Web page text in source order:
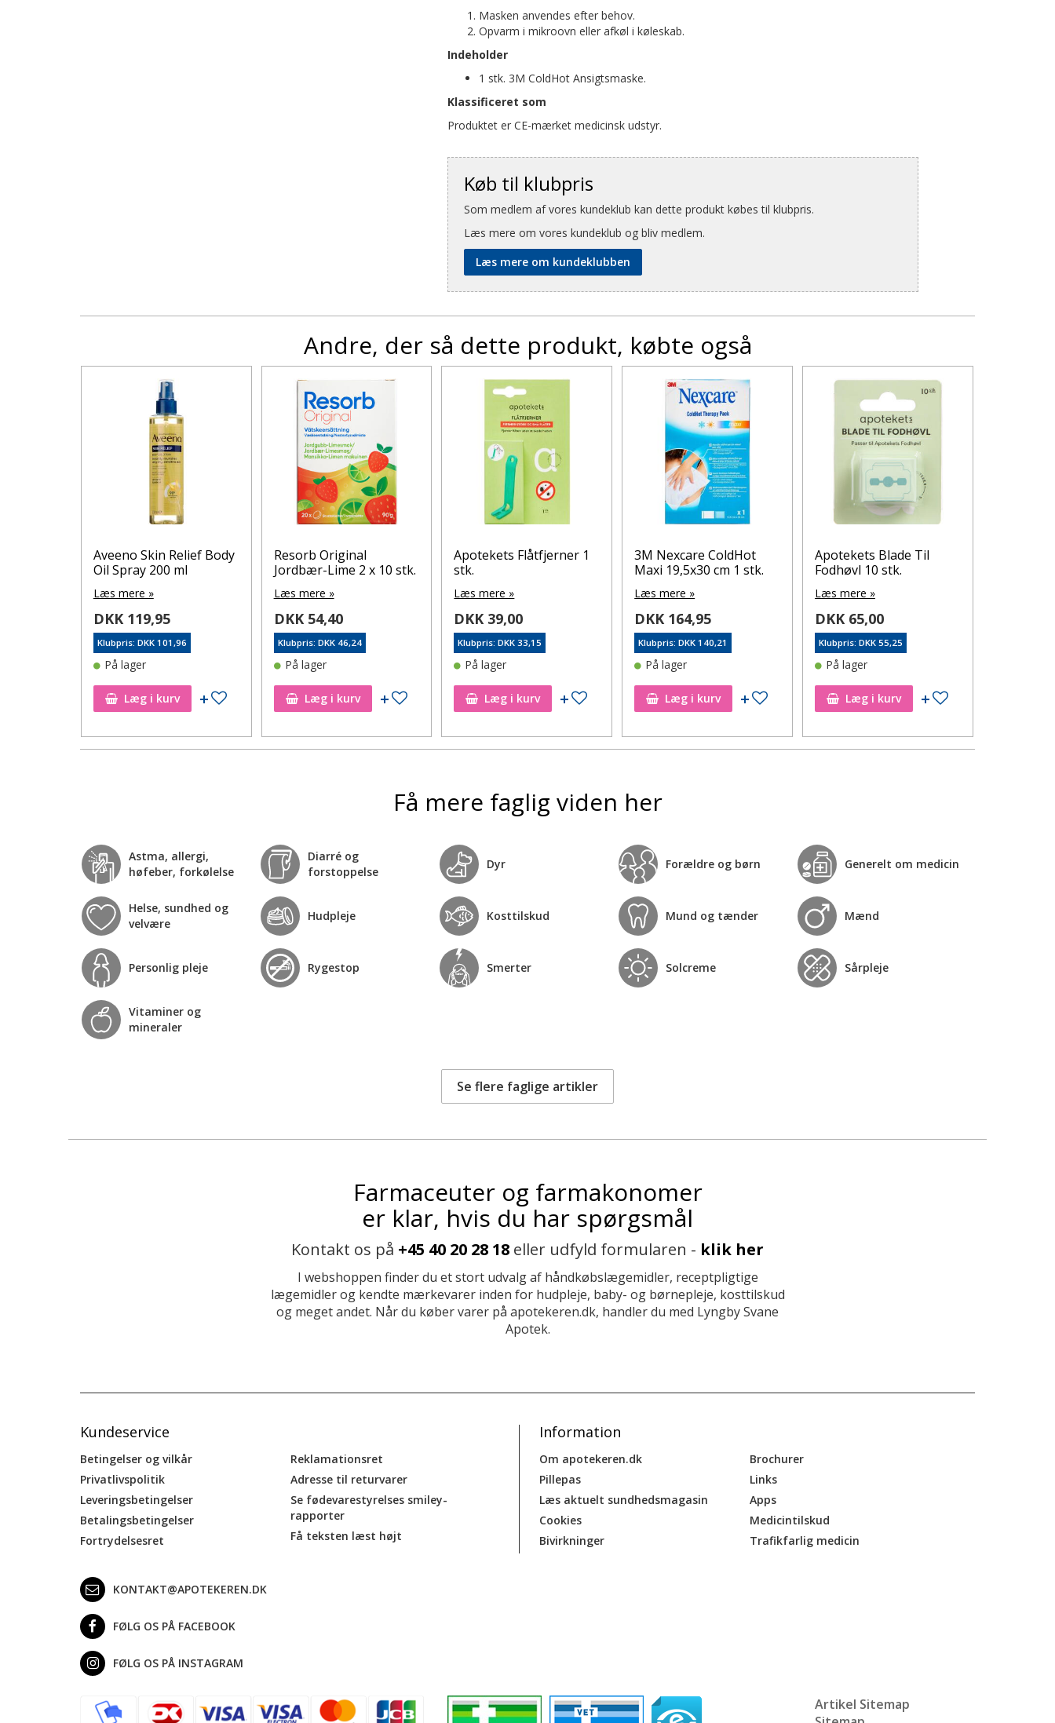
Masken anvendes efter behov.
Opvarm i mikroovn eller afkøl i køleskab.
Indeholder
1 stk. 3M ColdHot Ansigtsmaske.
Klassificeret som
Produktet er CE-mærket medicinsk udstyr.
Køb til klubpris
Som medlem af vores kundeklub kan dette produkt købes til klubpris.
Læs mere om vores kundeklub og bliv medlem.
Læs mere om kundeklubben
Andre, der så dette produkt, købte også
Tilføj til ønskeseddel
Aveeno Skin Relief Body
Oil Spray 200 ml
Læs mere »
DKK 119,95
Klubpris: DKK 101,96
På lager
Læg i kurv Tilføj til ønskeseddel
Resorb Original
Jordbær-Lime 2 x 10 stk.
Læs mere »
DKK 54,40
Klubpris: DKK 46,24
På lager
Læg i kurv Tilføj til ønskeseddel
Apotekets Flåtfjerner 1
stk.
Læs mere »
DKK 39,00
Klubpris: DKK 33,15
På lager
Læg i kurv Tilføj til ønskeseddel
3M Nexcare ColdHot
Maxi 19,5x30 cm 1 stk.
Læs mere »
DKK 164,95
Klubpris: DKK 140,21
På lager
Læg i kurv Tilføj til ønskeseddel
Apotekets Blade Til
Fodhøvl 10 stk.
Læs mere »
DKK 65,00
Klubpris: DKK 55,25
På lager
Læg i kurv Tilføj til ønskeseddel
Få mere faglig viden her
Astma, allergi,
høfeber, forkølelse
Diarré og
forstoppelse
Dyr Forældre og børn Generelt om medicin
Helse, sundhed og
velvære
Hudpleje Kosttilskud Mund og tænder Mænd
Personlig pleje Rygestop Smerter Solcreme Sårpleje
Vitaminer og
mineraler
Se flere faglige artikler
Farmaceuter og farmakonomer
er klar, hvis du har spørgsmål
Kontakt os på +45 40 20 28 18 eller udfyld formularen - klik her
I webshoppen finder du et stort udvalg af håndkøbslægemidler, receptpligtige
lægemidler og kendte mærkevarer inden for hudpleje, baby- og børnepleje, kosttilskud
og meget andet. Når du køber varer på apotekeren.dk, handler du med Lyngby Svane
Apotek.
Kundeservice
Betingelser og vilkår
Privatlivspolitik
Leveringsbetingelser
Betalingsbetingelser
Fortrydelsesret
Reklamationsret
Adresse til returvarer
Se fødevarestyrelses smiley-
rapporter
Få teksten læst højt
Information
Om apotekeren.dk
Pillepas
Læs aktuelt sundhedsmagasin
Cookies
Bivirkninger
Brochurer
Links
Apps
Medicintilskud
Trafikfarlig medicin
KONTAKT@APOTEKEREN.DK
FØLG OS PÅ FACEBOOK
FØLG OS PÅ INSTAGRAM
Artikel Sitemap